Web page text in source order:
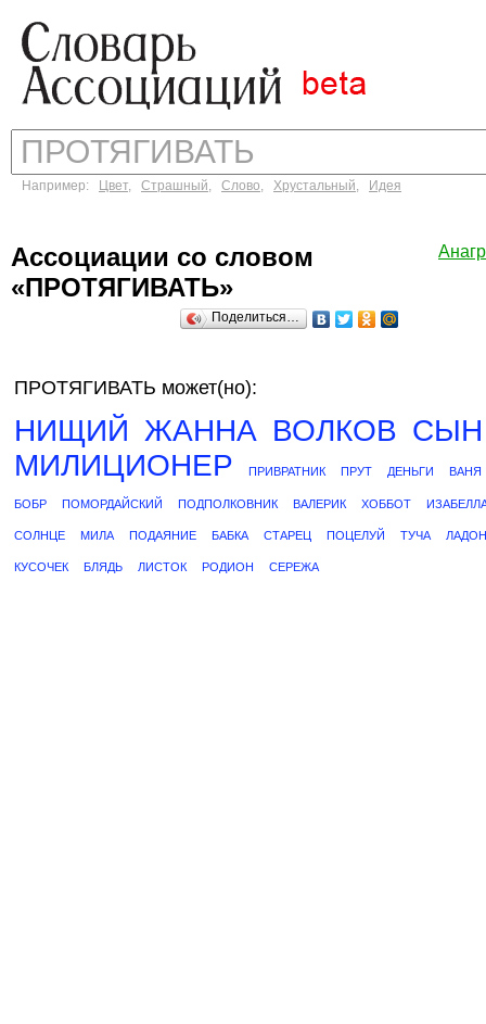
Например: Цвет, Страшный, Слово, Хрустальный, Идея
Ассоциации со словом
«ПРОТЯГИВАТЬ»
Поделиться…
ПРОТЯГИВАТЬ может(но):
НИЩИЙ ЖАННА ВОЛКОВ СЫН
МИЛИЦИОНЕР
ПРИВРАТНИК ПРУТ ДЕНЬГИ ВАНЯ
БОБР ПОМОРДАЙСКИЙ ПОДПОЛКОВНИК ВАЛЕРИК ХОББОТ
СОЛНЦЕ МИЛА ПОДАЯНИЕ БАБКА СТАРЕЦ ПОЦЕЛУЙ ТУЧА
КУСОЧЕК БЛЯДЬ ЛИСТОК РОДИОН СЕРЕЖА